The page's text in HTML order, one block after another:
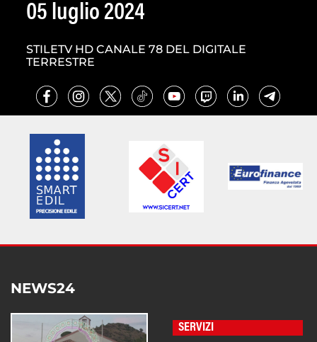
05 luglio 2024
STILETV HD CANALE 78 DEL DIGITALE
TERRESTRE
NEWS24
SERVIZI